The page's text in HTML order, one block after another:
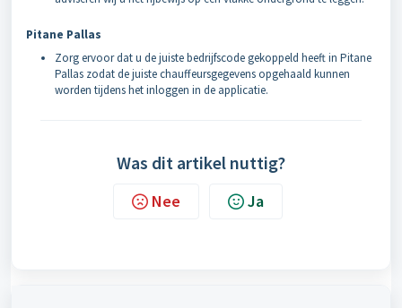
Pitane Pallas
Zorg ervoor dat u de juiste bedrijfscode gekoppeld heeft in Pitane
Pallas zodat de juiste chauffeursgegevens opgehaald kunnen
worden tijdens het inloggen in de applicatie.
Was dit artikel nuttig?
Nee Ja